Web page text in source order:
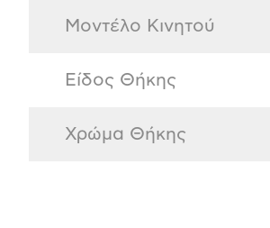
Μοντέλο Κινητού
Είδος Θήκης
Χρώμα Θήκης